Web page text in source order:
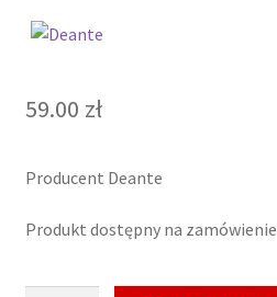
59.00 zł
Producent Deante
Produkt dostępny na zamówienie